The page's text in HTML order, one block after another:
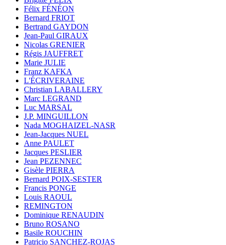
Félix FÉNÉON
Bernard FRIOT
Bertrand GAYDON
Jean-Paul GIRAUX
Nicolas GRENIER
Régis JAUFFRET
Marie JULIE
Franz KAFKA
L'ÉCRIVERAINE
Christian LABALLERY
Marc LEGRAND
Luc MARSAL
J.P. MINGUILLON
Nada MOGHAIZEL-NASR
Jean-Jacques NUEL
Anne PAULET
Jacques PESLIER
Jean PEZENNEC
Gisèle PIERRA
Bernard POIX-SESTER
Francis PONGE
Louis RAOUL
REMINGTON
Dominique RENAUDIN
Bruno ROSANO
Basile ROUCHIN
Patricio SANCHEZ-ROJAS